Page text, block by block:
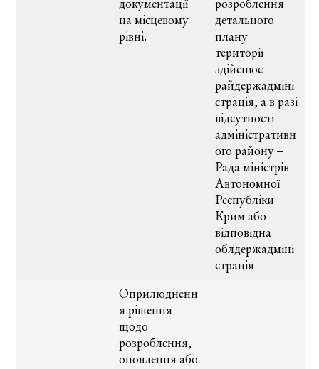
документації
на місцевому
рівні.
розроблення
детального
плану
території
здійснює
райдержадміні
страція, а в разі
відсутності
адміністративн
ого району –
Рада міністрів
Автономної
Республіки
Крим або
відповідна
облдержадміні
страція
Оприлюдненн
я рішення
щодо
розроблення,
оновлення або